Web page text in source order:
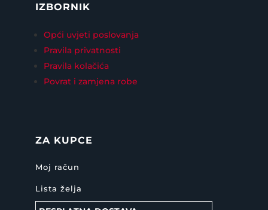
IZBORNIK
Opći uvjeti poslovanja
Pravila privatnosti
Pravila kolačića
Povrat i zamjena robe
ZA KUPCE
Moj račun
Lista želja